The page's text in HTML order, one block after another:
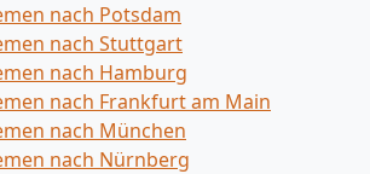
nach Potsdam
nach Stuttgart
nach Hamburg
nach Frankfurt am Main
nach München
nach Nürnberg